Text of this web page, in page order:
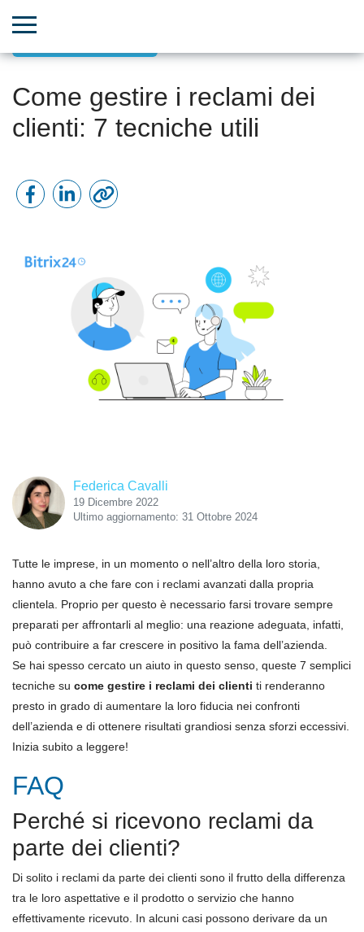
Come gestire i reclami dei
clienti: 7 tecniche utili
Federica Cavalli
19 Dicembre 2022
Ultimo aggiornamento: 31 Ottobre 2024
Tutte le imprese, in un momento o nell’altro della loro storia,
hanno avuto a che fare con i reclami avanzati dalla propria
clientela. Proprio per questo è necessario farsi trovare sempre
preparati per affrontarli al meglio: una reazione adeguata, infatti,
può contribuire a far crescere in positivo la fama dell’azienda.
Se hai spesso cercato un aiuto in questo senso, queste 7 semplici
tecniche su come gestire i reclami dei clienti ti renderanno
presto in grado di aumentare la loro fiducia nei confronti
dell’azienda e di ottenere risultati grandiosi senza sforzi eccessivi.
Inizia subito a leggere!
FAQ
Perché si ricevono reclami da
parte dei clienti?
Di solito i reclami da parte dei clienti sono il frutto della differenza
tra le loro aspettative e il prodotto o servizio che hanno
effettivamente ricevuto. In alcuni casi possono derivare da un